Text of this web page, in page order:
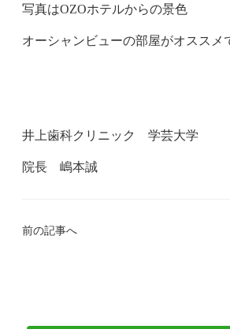
写真はOZOホテルからの景色
オーシャンビューの部屋がオススメ
井上歯科クリニック 学芸大学
院長 嶋本誠
前の記事へ